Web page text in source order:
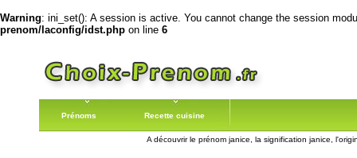
Warning: ini_set(): A session is active. You cannot change the session
prenom/laconfig/idst.php on line 6
Prénoms Recette cuisine
A découvrir le prénom janice, la signification janice,